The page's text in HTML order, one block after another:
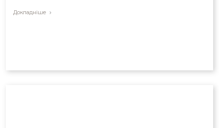
Докладніше